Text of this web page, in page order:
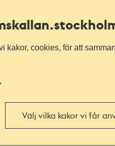
kakor, cookies, för att
Välj vilka kakor vi får